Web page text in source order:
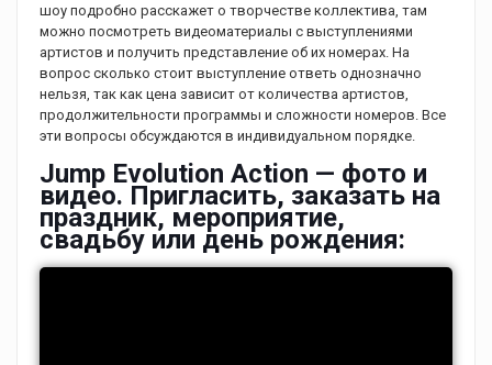
шоу подробно расскажет о творчестве коллектива, там
можно посмотреть видеоматериалы с выступлениями
артистов и получить представление об их номерах. На
вопрос сколько стоит выступление ответь однозначно
нельзя, так как цена зависит от количества артистов,
продолжительности программы и сложности номеров. Все
эти вопросы обсуждаются в индивидуальном порядке.
Jump Evolution Action — фото и
видео. Пригласить, заказать на
праздник, мероприятие,
свадьбу или день рождения: